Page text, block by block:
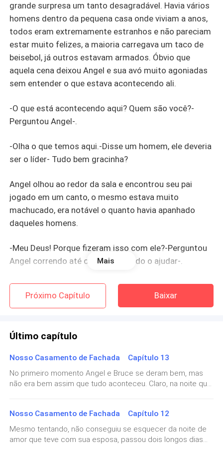
grande surpresa um tanto desagradável. Havia vários
homens dentro da pequena casa onde viviam a anos,
todos eram extremamente estranhos e não pareciam
estar muito felizes, a maioria carregava um taco de
beisebol, já outros estavam armados. Óbvio que
aquela cena deixou Angel e sua avó muito agoniadas
sem entender o que estava acontecendo ali.
-O que está acontecendo aqui? Quem são você?-
Perguntou Angel-.
-Olha o que temos aqui.-Disse um homem, ele deveria
ser o líder- Tudo bem gracinha?
Angel olhou ao redor da sala e encontrou seu pai
jogado em um canto, o mesmo estava muito
machucado, era notável o quanto havia apanhado
daqueles homens.
-Meu Deus! Porque fizeram isso com ele?-Perguntou
Angel correndo até o Pai e tentando o ajudar-.
-Então mocinha! O seu querido papai teve a coragem
de afrontar a mim e meus homens.-Respondeu o
homem- Só viemos receber o meu dinheiro.
-Dinheiro? Como assim?-Perguntou Angel-.
-O Maldito Adam pegou comigo uma grande quantia
em dinheiro, se ele não me pagar.-Respondeu o
homem dando uma pausa- Irei acabar com a vida dele
Foi então que Angel entendeu que aqueles homens
eram gângsteres super perigosos, seu pai havia se
Mais
Próximo Capítulo Baixar
Último capítulo
Nosso Casamento de Fachada Capítulo 13
No primeiro momento Angel e Bruce se deram bem, mas
não era bem assim que tudo aconteceu. Claro, na noite que
era como se ela estivesse sentindo ódio do seu próprio
marido, ou apenas não soubesse como agir diante dele
depois da intimidade que tiveram.Já haviam se passado
alguns dias desde a noite que fizeram amor, desde então
Nosso Casamento de Fachada Capítulo 12
Mesmo tentando, não conseguiu se esquecer da noite de
amor que teve com sua esposa, passou dois longos dias